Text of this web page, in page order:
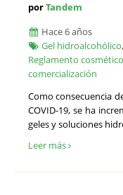
porTandem
Hace 6 años
Gel hidroalcohólico
Reglamento cosmético
comercialización
Como consecuencia
COVID-19, se ha
geles y soluciones
Leer más